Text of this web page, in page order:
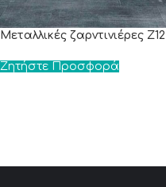
Μεταλλικές ζαρντινιέρες Ζ12
Ζητήστε Προσφορά